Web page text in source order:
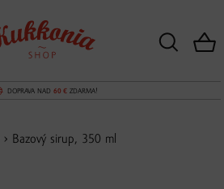
DOPRAVA NAD 60 €ZDARMA!
› Bazový sirup, 350 ml